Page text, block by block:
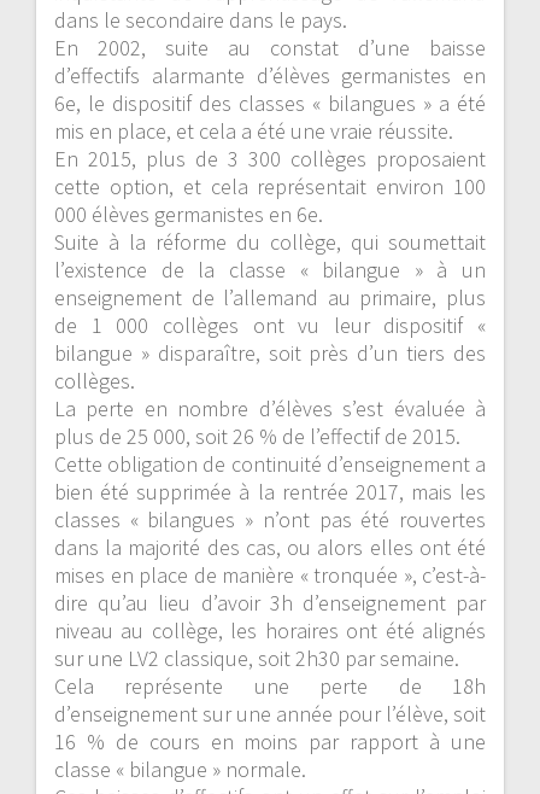
dans le secondaire dans le pays.
En 2002, suite au constat d’une baisse
d’effectifs alarmante d’élèves germanistes en
6e, le dispositif des classes « bilangues » a été
mis en place, et cela a été une vraie réussite.
En 2015, plus de 3 300 collèges proposaient
cette option, et cela représentait environ 100
000 élèves germanistes en 6e.
Suite à la réforme du collège, qui soumettait
l’existence de la classe « bilangue » à un
enseignement de l’allemand au primaire, plus
de 1 000 collèges ont vu leur dispositif «
bilangue » disparaître, soit près d’un tiers des
collèges.
La perte en nombre d’élèves s’est évaluée à
plus de 25 000, soit 26 % de l’effectif de 2015.
Cette obligation de continuité d’enseignement a
bien été supprimée à la rentrée 2017, mais les
classes « bilangues » n’ont pas été rouvertes
dans la majorité des cas, ou alors elles ont été
mises en place de manière « tronquée », c’est-à-
dire qu’au lieu d’avoir 3h d’enseignement par
niveau au collège, les horaires ont été alignés
sur une LV2 classique, soit 2h30 par semaine.
Cela représente une perte de 18h
d’enseignement sur une année pour l’élève, soit
16 % de cours en moins par rapport à une
classe « bilangue » normale.